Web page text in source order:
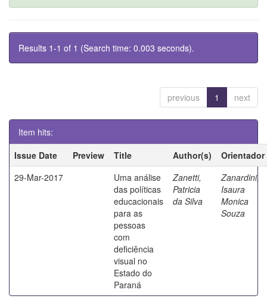
Results 1-1 of 1 (Search time: 0.003 seconds).
previous 1 next
Item hits:
Issue Date
Preview Title Author(s)
Orientador
29-Mar-2017
Uma análise
das políticas
educacionais
para as
pessoas
com
deficiência
visual no
Estado do
Paraná
Zanetti,
Patricia
da Silva
Zanardini,
Isaura
Monica
Souza